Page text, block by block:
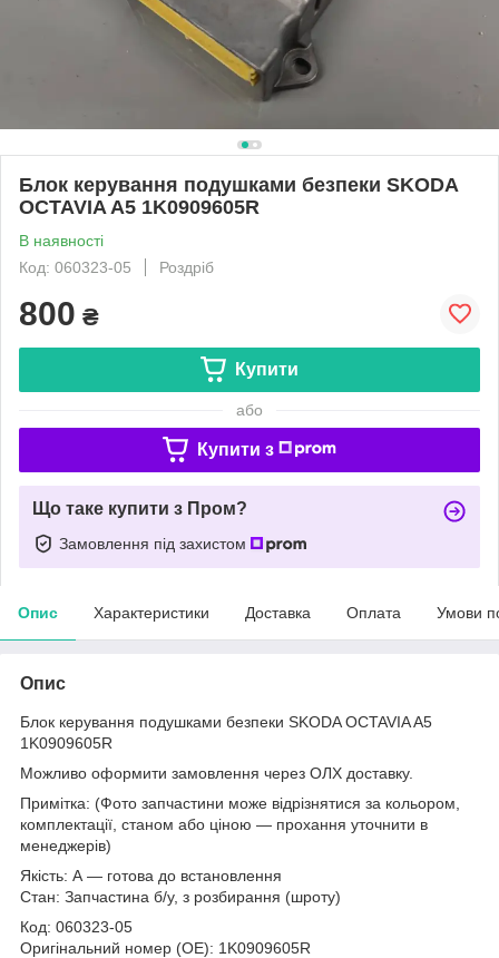
Блок керування подушками безпеки SKODA
OCTAVIA A5 1K0909605R
В наявності
Код: 060323-05
Роздріб
800 ₴
Купити
або
Купити з
Що таке купити з Пром?
Замовлення під захистом
Опис Характеристики Доставка Оплата Умови
Опис
Блок керування подушками безпеки SKODA OCTAVIA A5
1K0909605R
Можливо оформити замовлення через ОЛХ доставку.
Примітка: (Фото запчастини може відрізнятися за кольором,
комплектації, станом або ціною — прохання уточнити в
менеджерів)
Якість: А — готова до встановлення
Стан: Запчастина б/у, з розбирання (шроту)
Код: 060323-05
Оригінальний номер (ОЕ): 1K0909605R